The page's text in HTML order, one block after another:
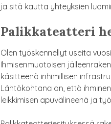
ja sitä kautta yhteyksien
Palikkateatteri
Olen työskennellyt useita
Ihmisenmuotoisen
käsitteenä inhimillisen
Lähtökohtana on, että
leikkimisen apuvälineenä ja